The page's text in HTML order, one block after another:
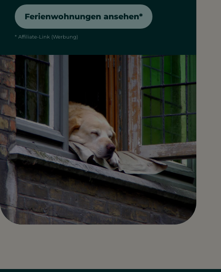
Ferienwohnungen ansehen*
* Affiliate-Link (Werbung)